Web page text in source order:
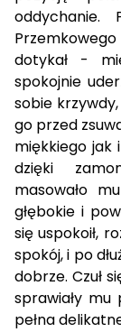
oddychanie.
dotykał -
spokojnie
sobie
go przed
miękkiego
dzięki
masowało
głębokie i
się uspokoił,
spokój, i po
dobrze. Czuł
sprawiały mu
pełna